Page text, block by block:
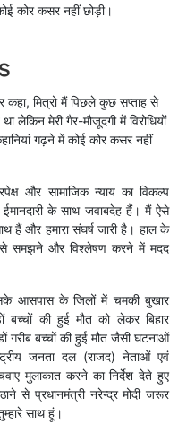
कोर कसर नहीं छोड़ी।
कहा, मित्रो मैं पिछले कुछ सप्ताह से
लेकिन मेरी गैर-मौजूदगी में विरोधियों
गढ़ने में कोई कोर कसर नहीं
और सामाजिक न्याय का विकल्प
ईमानदारी के साथ जवाबदेह हैं। मैं ऐसे
हैं और हमारा संघर्ष जारी है। हाल के
समझने और विश्लेषण करने में मदद
आसपास के जिलों में चमकी बुखार
बच्चों की हुई मौत को लेकर बिहार
गरीब बच्चों की हुई मौत जैसी घटनाओं
जनता दल (राजद) नेताओं एवं
मुलाकात करने का निर्देश देते हुए
से प्रधानमंत्री नरेन्द्र मोदी जरूर
साथ हूं।